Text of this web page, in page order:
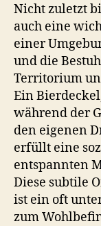
Nicht zuletzt
auch eine
einer
und die
Territorium
Ein
während der
den eigenen
erfüllt eine
entspannten
Diese subtile
ist ein oft
zum